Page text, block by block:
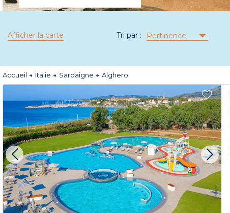
Afficher la carte Tri par : Pertinence
Accueil Italie Sardaigne Alghero